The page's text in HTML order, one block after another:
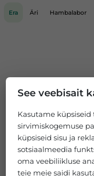
See veebisait
Kasutame küpsiseid
sirvimiskogemuse
küpsiseid sisu ja
sotsiaalmeedia
oma veebiliikluse
teie meie saidi
Era Äri Hambalabor